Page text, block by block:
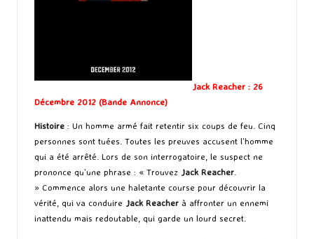
Jack Reacher : 26
Décembre 2012 (Bande Annonce)
Histoire : Un homme armé fait retentir six coups de feu. Cinq
personnes sont tuées. Toutes les preuves accusent l’homme
qui a été arrêté. Lors de son interrogatoire, le suspect ne
prononce qu’une phrase : « Trouvez Jack Reacher
» Commence alors une haletante course pour découvrir la
vérité, qui va conduire Jack Reacher à affronter un ennemi
inattendu mais redoutable, qui garde un lourd secret.